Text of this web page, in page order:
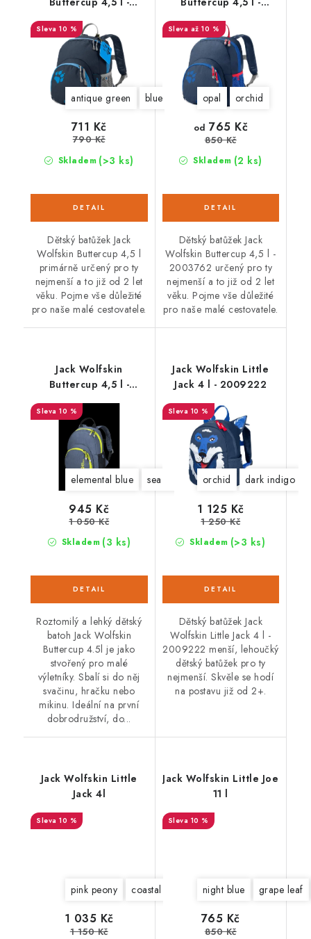
2003761
10 %
antique green blue capri opal
Skladem (>3 ks)
711 Kč
790 Kč
Dětský batůžek Jack
Wolfskin Buttercup 4,5 l
primárně určený pro ty
nejmenší a to již od 2 let
věku. Pojme vše důležité
pro naše malé cestovatele.
2003762
až 10 %
opal orchid
Skladem (2 ks)
od 765 Kč
850 Kč
Dětský batůžek Jack
Wolfskin Buttercup 4,5 l -
2003762 určený pro ty
nejmenší a to již od 2 let
věku. Pojme vše důležité
pro naše malé cestovatele.
Jack Wolfskin
Buttercup 4,5 l -
10 %
elemental blue sea rose mint leaf
Skladem (3 ks)
945 Kč
1 050 Kč
Roztomilý a lehký dětský
batoh Jack Wolfskin
Buttercup 4.5l je jako
stvořený pro malé
výletníky. Sbalí si do něj
svačinu, hračku nebo
mikinu. Ideální na první
dobrodružství, do...
Jack Wolfskin Little
Jack 4 l - 2009222
10 %
orchid dark indigo
Skladem (>3 ks)
1 125 Kč
1 250 Kč
Dětský batůžek Jack
Wolfskin Little Jack 4 l -
2009222 menší, lehoučký
dětský batůžek pro ty
nejmenší. Skvěle se hodí
na postavu již od 2+.
Jack Wolfskin Little
Jack 4l
10 %
pink peony coastal blue storm grey
1 035 Kč
1 150 Kč
Jack Wolfskin Little Joe
11 l
10 %
night blue grape leaf
765 Kč
850 Kč